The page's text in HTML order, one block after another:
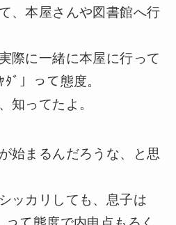
、本屋さんや図書館へ行
際に一緒に本屋に行って
ﾞ」って態度。
知ってたよ。
始まるんだろうな、と思
ッカリしても、息子は